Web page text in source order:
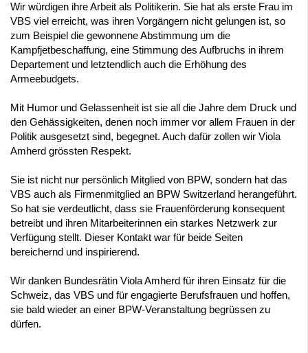
Wir würdigen ihre Arbeit als Politikerin. Sie hat als erste Frau im
VBS viel erreicht, was ihren Vorgängern nicht gelungen ist, so
zum Beispiel die gewonnene Abstimmung um die
Kampfjetbeschaffung, eine Stimmung des Aufbruchs in ihrem
Departement und letztendlich auch die Erhöhung des
Armeebudgets.
Mit Humor und Gelassenheit ist sie all die Jahre dem Druck und
den Gehässigkeiten, denen noch immer vor allem Frauen in der
Politik ausgesetzt sind, begegnet. Auch dafür zollen wir Viola
Amherd grössten Respekt.
Sie ist nicht nur persönlich Mitglied von BPW, sondern hat das
VBS auch als Firmenmitglied an BPW Switzerland herangeführt.
So hat sie verdeutlicht, dass sie Frauenförderung konsequent
betreibt und ihren Mitarbeiterinnen ein starkes Netzwerk zur
Verfügung stellt. Dieser Kontakt war für beide Seiten
bereichernd und inspirierend.
Wir danken Bundesrätin Viola Amherd für ihren Einsatz für die
Schweiz, das VBS und für engagierte Berufsfrauen und hoffen,
sie bald wieder an einer BPW-Veranstaltung begrüssen zu
dürfen.